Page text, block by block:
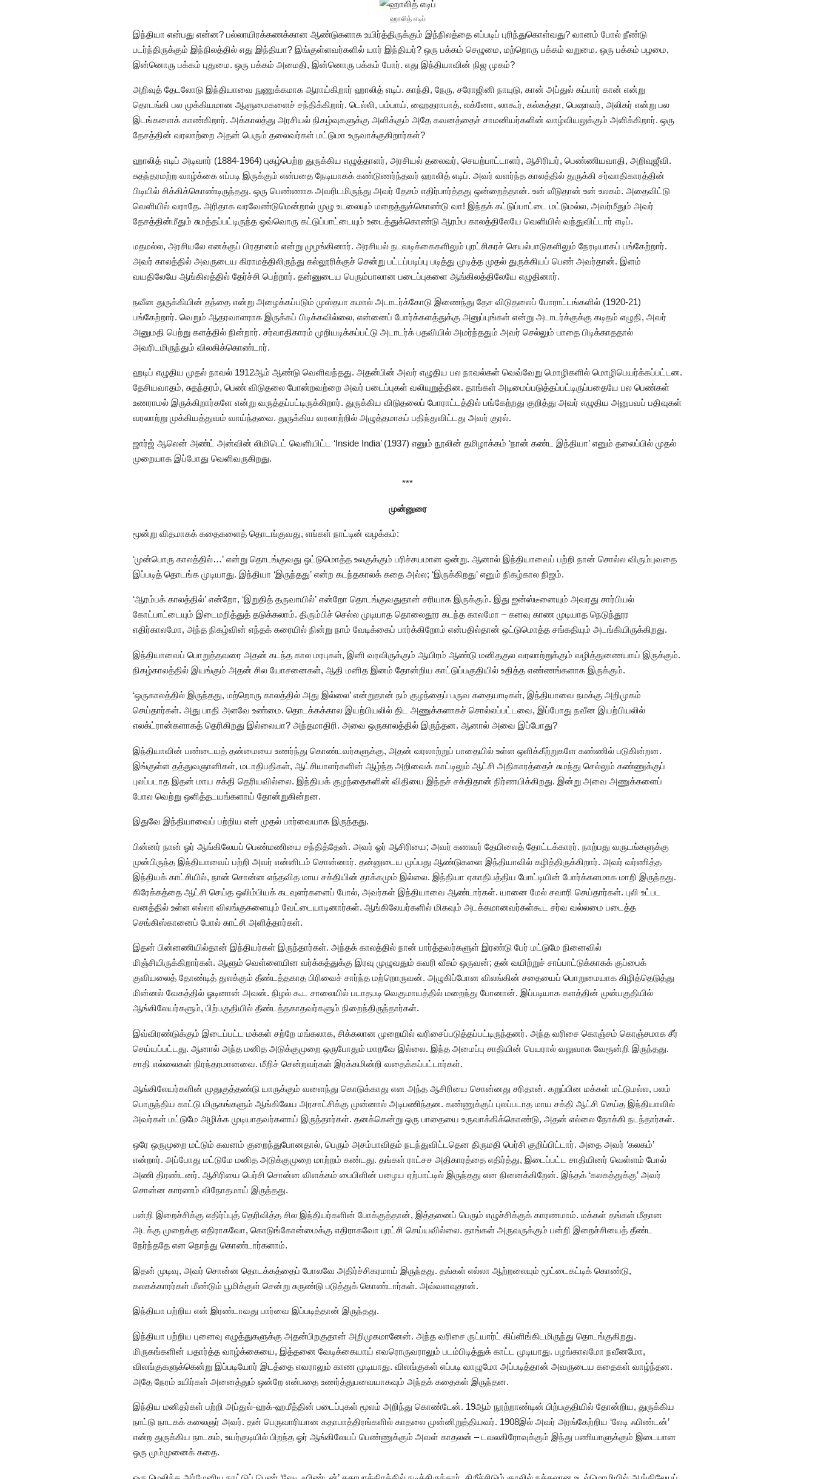
ஹாலித் எடிப்
இந்தியா என்பது என்ன? பல்லாயிரக்கணக்கான ஆண்டுகளாக உயிர்த்திருக்கும் இந்நிலத்தை எப்படிப் புரிந்துகொள்வது? வானம் போல் நீண்டு
படர்ந்திருக்கும் இந்நிலத்தில் எது இந்தியா? இங்குள்ளவர்களில் யார் இந்தியர்? ஒரு பக்கம் செழுமை, மற்றொரு பக்கம் வறுமை. ஒரு பக்கம் பழமை,
இன்னொரு பக்கம் புதுமை. ஒரு பக்கம் அமைதி, இன்னொரு பக்கம் போர். எது இந்தியாவின் நிஜ முகம்?
அறிவுத் தேடலோடு இந்தியாவை நுணுக்கமாக ஆராய்கிறார் ஹாலித் எடிப். காந்தி, நேரு, சரோஜினி நாயுடு, கான் அப்துல் கப்பார் கான் என்று
தொடங்கி பல முக்கியமான ஆளுமைகளைச் சந்திக்கிறார். டெல்லி, பம்பாய், ஹைதராபாத், லக்னோ, லாகூர், கல்கத்தா, பெஷாவர், அலிகர் என்று பல
இடங்களைக் காண்கிறார். அக்காலத்து அரசியல் நிகழ்வுகளுக்கு அளிக்கும் அதே கவனத்தைச் சாமனியர்களின் வாழ்வியலுக்கும் அளிக்கிறார். ஒரு
தேசத்தின் வரலாற்றை அதன் பெரும் தலைவர்கள் மட்டுமா உருவாக்குகிறார்கள்?
ஹாலித் எடிப் அடிவார் (1884-1964) புகழ்பெற்ற துருக்கிய எழுத்தாளர், அரசியல் தலைவர், செயற்பாட்டாளர், ஆசிரியர், பெண்ணியவாதி, அறிவுஜீவி.
சுதந்தரமற்ற வாழ்க்கை எப்படி இருக்கும் என்பதை நேடியாகக் கண்டுணர்ந்தவர் ஹாலித் எடிப். அவர் வளர்ந்த காலத்தில் துருக்கி சர்வாதிகாரத்தின்
பிடியில் சிக்கிக்கொண்டிருந்தது. ஒரு பெண்ணாக அவரிடமிருந்து அவர் தேசம் எதிர்பார்த்தது ஒன்றைத்தான். உன் வீடுதான் உன் உலகம். அதைவிட்டு
வெளியில் வராதே. அரிதாக வரவேண்டுமென்றால் முழு உடலையும் மறைத்துக்கொண்டு வா! இந்தக் கட்டுப்பாட்டை மட்டுமல்ல, அவர்மீதும் அவர்
தேசத்தின்மீதும் சுமத்தப்பட்டிருந்த ஒவ்வொரு கட்டுப்பாட்டையும் உடைத்துக்கொண்டு ஆரம்ப காலத்திலேயே வெளியில் வந்துவிட்டார் எடிப்.
மதமல்ல, அரசியலே எனக்குப் பிரதானம் என்று முழங்கினார். அரசியல் நடவடிக்கைகளிலும் புரட்சிகரச் செயல்பாடுகளிலும் நேரடியாகப் பங்கேற்றார்.
அவர் காலத்தில் அவருடைய கிராமத்திலிருந்து கல்லூரிக்குச் சென்று பட்டப்படிப்பு படித்து முடித்த முதல் துருக்கியப் பெண் அவர்தான். இளம்
வயதிலேயே ஆங்கிலத்தில் தேர்ச்சி பெற்றார். தன்னுடைய பெரும்பாலான படைப்புகளை ஆங்கிலத்திலேயே எழுதினார்.
நவீன துருக்கியின் தந்தை என்று அழைக்கப்படும் முஸ்தபா கமால் அடாடர்க்கோடு இணைந்து தேச விடுதலைப் போராட்டங்களில் (1920-21)
பங்கேற்றார். வெறும் ஆதரவாளராக இருக்கப் பிடிக்கவில்லை, என்னைப் போர்க்களத்துக்கு அனுப்புங்கள் என்று அடாடர்க்குக்கு கடிதம் எழுதி, அவர்
அனுமதி பெற்று களத்தில் நின்றார். சர்வாதிகாரம் முறியடிக்கப்பட்டு அடாடர்க் பதவியில் அமர்ந்ததும் அவர் செல்லும் பாதை பிடிக்காததால்
அவரிடமிருந்தும் விலகிக்கொண்டார்.
ஹடிப் எழுதிய முதல் நாவல் 1912ஆம் ஆண்டு வெளிவந்தது. அதன்பின் அவர் எழுதிய பல நாவல்கள் வெவ்வேறு மொழிகளில் மொழிபெயர்க்கப்பட்டன.
தேசியவாதம், சுதந்தரம், பெண் விடுதலை போன்றவற்றை அவர் படைப்புகள் வலியுறுத்தின. தாங்கள் அடிமைப்படுத்தப்பட்டிருப்பதையே பல பெண்கள்
உணராமல் இருக்கிறார்களே என்று வருத்தப்பட்டிருக்கிறார். துருக்கிய விடுதலைப் போராட்டத்தில் பங்கேற்றது குறித்து அவர் எழுதிய அனுபவப் பதிவுகள்
வரலாற்று முக்கியத்துவம் வாய்ந்தவை. துருக்கிய வரலாற்றில் அழுத்தமாகப் பதிந்துவிட்டது அவர் குரல்.
ஜார்ஜ் ஆலென் அண்ட் அன்வின் லிமிடெட் வெளியிட்ட ‘Inside India’ (1937) எனும் நூலின் தமிழாக்கம் ‘நான் கண்ட இந்தியா’ எனும் தலைப்பில் முதல்
முறையாக இப்போது வெளிவருகிறது.
***
முன்னுரை
மூன்று விதமாகக் கதைகளைத் தொடங்குவது, எங்கள் நாட்டின் வழக்கம்:
‘முன்பொரு காலத்தில்…’ என்று தொடங்குவது ஒட்டுமொத்த உலகுக்கும் பரிச்சயமான ஒன்று. ஆனால் இந்தியாவைப் பற்றி நான் சொல்ல விரும்புவதை
இப்படித் தொடங்க முடியாது. இந்தியா ‘இருந்தது’ என்ற கடந்தகாலக் கதை அல்ல; ‘இருக்கிறது’ எனும் நிகழ்கால நிஜம்.
‘ஆரம்பக் காலத்தில்’ என்றோ, ‘இறுதித் தருவாயில்’ என்றோ தொடங்குவதுதான் சரியாக இருக்கும். இது ஐன்ஸ்டீனையும் அவரது சார்பியல்
கோட்பாட்டையும் இடைமறித்துத் தடுக்கலாம். திரும்பிச் செல்ல முடியாத தொலைதூர கடந்த காலமோ – கனவு காண முடியாத நெடுந்தூர
எதிர்காலமோ, அந்த நிகழ்வின் எந்தக் கரையில் நின்று நாம் வேடிக்கைப் பார்க்கிறோம் என்பதில்தான் ஒட்டுமொத்த சங்கதியும் அடங்கியிருக்கிறது.
இந்தியாவைப் பொறுத்தவரை அதன் கடந்த கால மரபுகள், இனி வரவிருக்கும் ஆயிரம் ஆண்டு மனிதகுல வரலாற்றுக்கும் வழித்துணையாய் இருக்கும்.
நிகழ்காலத்தில் இயங்கும் அதன் சில யோசனைகள், ஆதி மனித இனம் தோன்றிய காட்டுப்பகுதியில் உதித்த எண்ணங்களாக இருக்கும்.
‘ஒருகாலத்தில் இருந்தது, மற்றொரு காலத்தில் அது இல்லை’ என்றுதான் நம் குழந்தைப் பருவ கதையாடிகள், இந்தியாவை நமக்கு அறிமுகம்
செய்தார்கள். அது பாதி அளவே உண்மை. தொடக்கக்கால இயற்பியலில் திட அணுக்களாகச் சொல்லப்பட்டவை, இப்போது நவீன இயற்பியலில்
எலக்ட்ரான்களாகத் தெரிகிறது இல்லையா? அந்தமாதிரி. அவை ஒருகாலத்தில் இருந்தன. ஆனால் அவை இப்போது?
இந்தியாவின் பண்டையத் தன்மையை உணர்ந்து கொண்டவர்களுக்கு, அதன் வரலாற்றுப் பாதையில் உள்ள ஒளிக்கீற்றுகளே கண்ணில் படுகின்றன.
இங்குள்ள தத்துவஞானிகள், மடாதிபதிகள், ஆட்சியாளர்களின் ஆழ்ந்த அறிவைக் காட்டிலும் ஆட்சி அதிகாரத்தைச் சுமந்து செல்லும் கண்ணுக்குப்
புலப்படாத இதன் மாய சக்தி தெரியவில்லை. இந்தியக் குழந்தைகளின் விதியை இந்தச் சக்திதான் நிர்ணயிக்கிறது. இன்று அவை அணுக்களைப்
போல வெற்று ஒளித்தடயங்களாய் தோன்றுகின்றன.
இதுவே இந்தியாவைப் பற்றிய என் முதல் பார்வையாக இருந்தது.
பின்னர் நான் ஓர் ஆங்கிலேயப் பெண்மணியை சந்தித்தேன். அவர் ஓர் ஆசிரியை; அவர் கணவர் தேயிலைத் தோட்டக்காரர். நாற்பது வருடங்களுக்கு
முன்பிருந்த இந்தியாவைப் பற்றி அவர் என்னிடம் சொன்னார். தன்னுடைய முப்பது ஆண்டுகளை இந்தியாவில் கழித்திருக்கிறார். அவர் வர்ணித்த
இந்தியக் காட்சியில், நான் சொன்ன எந்தவித மாய சக்தியின் தாக்கமும் இல்லை. இந்தியா ஏகாதிபத்திய போட்டியின் போர்க்களமாக மாறி இருந்தது.
கிரேக்கத்தை ஆட்சி செய்த ஒலிம்பியக் கடவுளர்களைப் போல், அவர்கள் இந்தியாவை ஆண்டார்கள். யானை மேல் சவாரி செய்தார்கள். புலி உட்பட
வனத்தில் உள்ள எல்லா விலங்குகளையும் வேட்டையாடினார்கள். ஆங்கிலேயர்களில் மிகவும் அடக்கமானவர்கள்கூட சர்வ வல்லமை படைத்த
செங்கிஸ்கானைப் போல் காட்சி அளித்தார்கள்.
இதன் பின்னணியில்தான் இந்தியர்கள் இருந்தார்கள். அந்தக் காலத்தில் நான் பார்த்தவர்களுள் இரண்டு பேர் மட்டுமே நினைவில்
மிஞ்சியிருக்கிறார்கள். ஆளும் வெள்ளையின வர்க்கத்துக்கு இரவு முழுவதும் கவரி வீசும் ஒருவன்‌; தன் வயிற்றுச் சாப்பாட்டுக்காகக் குப்பைக்
குவியலைத் தோண்டித் துலக்கும் தீண்டத்தகாத பிரிவைச் சார்ந்த மற்றொருவன். அழுகிப்போன விலங்கின் சதையைப் பொறுமையாக கிழித்தெடுத்து
மின்னல் வேகத்தில் ஓடினான் அவன். நிழல் கூட சாலையில் படாதபடி வெகுமாயத்தில் மறைந்து போனான். இப்படியாக களத்தின் முன்பகுதியில்
ஆங்கிலேயர்களும், பிற்பகுதியில் தீண்டத்தகாதவர்களும் நிறைந்திருந்தார்கள்.
இவ்விரண்டுக்கும் இடைப்பட்ட மக்கள் சற்றே மங்கலாக, சிக்கலான முறையில் வரிசைப்படுத்தப்பட்டிருந்தனர். அந்த வரிசை கொஞ்சம் கொஞ்சமாக சீர்
செய்யப்பட்டது. ஆனால் அந்த மனித அடுக்குமுறை ஒருபோதும் மாறவே இல்லை. இந்த அமைப்பு சாதியின் பெயரால் வலுவாக வேரூன்றி இருந்தது.
சாதி எல்லைகள் நிரந்தரமானவை. மீறிச் சென்றவர்கள் இரக்கமின்றி வதைக்கப்பட்டார்கள்.
ஆங்கிலேயர்களின் முதுகுத்தண்டு யாருக்கும் வளைந்து கொடுக்காது என அந்த ஆசிரியை சொன்னது சரிதான். கறுப்பின மக்கள் மட்டுமல்ல, பலம்
பொருந்திய காட்டு மிருகங்களும் ஆங்கிலேய அரசாட்சிக்கு முன்னால் அடிபணிந்தன. கண்ணுக்குப் புலப்படாத மாய சக்தி ஆட்சி செய்த இந்தியாவில்
அவர்கள் மட்டுமே அழிக்க முடியாதவர்களாய் இருந்தார்கள். தனக்கென்று ஒரு பாதையை உருவாக்கிக்கொண்டு, அதன் எல்லை நோக்கி நடந்தார்கள்.
ஒரே ஒருமுறை மட்டும் கவனம் குறைந்துபோனதால், பெரும் அசம்பாவிதம் நடந்துவிட்டதென திருமதி பெர்சி குறிப்பிட்டார். அதை அவர் ‘கலகம்’
என்றார். அப்போது மட்டுமே மனித அடுக்குமுறை மாற்றம் கண்டது. தங்கள் ராட்சச அதிகாரத்தை எதிர்த்து, இடைப்பட்ட சாதியினர் வெள்ளம் போல்
அணி திரண்டனர். ஆசிரியை பெர்சி சொன்ன விளக்கம் பைபிளின் பழைய ஏற்பாட்டில் இருந்தது என நினைக்கிறேன். இந்தக் ‘கலகத்துக்கு’ அவர்
சொன்ன காரணம் விநோதமாய் இருந்தது.
பன்றி இறைச்சிக்கு எதிர்ப்புத் தெரிவித்த சில இந்தியர்களின் போக்குத்தான், இத்தனைப் பெரும் எழுச்சிக்குக் காரணமாம். மக்கள் தங்கள் மீதான
அடக்கு முறைக்கு எதிராகவோ, கொடுங்கோன்மைக்கு எதிராகவோ புரட்சி செய்யவில்லை. தாங்கள் அருவருக்கும் பன்றி இறைச்சியைத் தீண்ட
நேர்ந்ததே என நொந்து கொண்டார்களாம்.
இதன் முடிவு, அவர் சொன்ன தொடக்கத்தைப் போலவே அதிர்ச்சிகரமாய் இருந்தது. தங்கள் எல்லா ஆற்றலையும் மூட்டைகட்டிக் கொண்டு,
கலகக்காரர்கள் மீண்டும் பூமிக்குள் சென்று சுருண்டு படுத்துக் கொண்டார்கள். அவ்வளவுதான்.
இந்தியா பற்றிய என் இரண்டாவது பார்வை இப்படித்தான் இருந்தது.
இந்தியா பற்றிய புனைவு எழுத்துகளுக்கு அதன்பிறகுதான் அறிமுகமானேன். அந்த வரிசை ருட்யார்ட் கிப்ளிங்கிடமிருந்து தொடங்குகிறது.
மிருகங்களின் யதார்த்த வாழ்க்கையை, இத்தனை வேடிக்கையாய் எவரொருவராலும் படம்பிடித்துக் காட்ட முடியாது. பழங்காலமோ நவீனமோ,
விலங்குகளுக்கென்று இப்படியோர் இடத்தை எவராலும் காண முடியாது‌. விலங்குகள் எப்படி வாழுமோ அப்படித்தான் அவருடைய கதைகள் வாழ்ந்தன.
அதே நேரம் உயிர்கள் அனைத்தும் ஒன்றே என்பதை உணர்த்துபவையாகவும் அந்தக் கதைகள் இருந்தன.
இந்திய மனிதர்கள் பற்றி அப்துல்-ஹக்-ஹமீத்தின் படைப்புகள் மூலம் அறிந்து கொண்டேன். 19ஆம் நூற்றாண்டின் பிற்பகுதியில் தோன்றிய, துருக்கிய
நாட்டு நாடகக் கலைஞர் அவர். தன் பெருவாரியான கதாபாத்திரங்களில் காதலை முன்னிறுத்தியவர். 1908இல் அவர் அரங்கேற்றிய ‘லேடி ஃபிண்டன்’
என்ற துருக்கிய நாடகம், உயர்குடியில் பிறந்த ஓர் ஆங்கிலேயப் பெண்ணுக்கும் அவள் காதலன் – டவலகிரோவுக்கும் இந்து பணியாளுக்கும் இடையான
ஒரு மும்முனைக் கதை.